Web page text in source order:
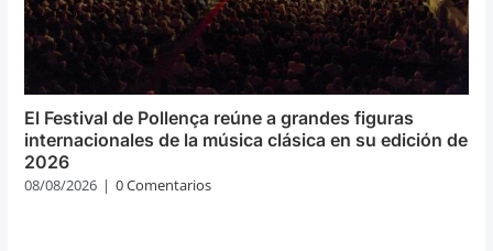
El Festival de Pollença reúne a grandes figuras
internacionales de la música clásica en su edición de
2026
08/08/2026 | 0 Comentarios